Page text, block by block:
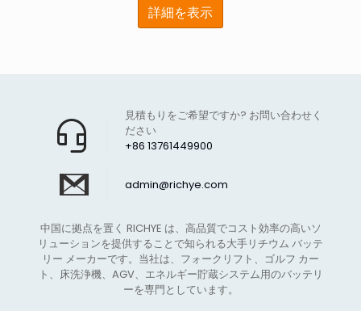
詳細を表示
+86 13761449900
見積もりをご希望ですか? お問い合わせく
ださい
admin@richye.com
中国に拠点を置く RICHYE は、高品質でコスト効率の高いソ
リューションを提供することで知られる大手リチウム バッテ
リー メーカーです。当社は、フォークリフト、ゴルフ カー
ト、床洗浄機、AGV、エネルギー貯蔵システム用のバッテリ
ーを専門としています。